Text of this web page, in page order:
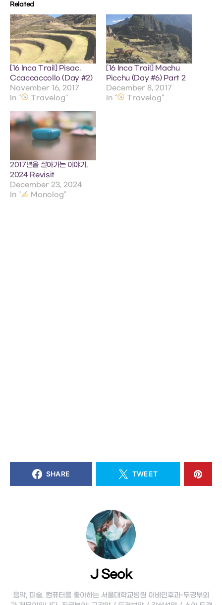
Related
[16 Inca Trail] Pisac,
Ccaccaccollo (Day #2)
November 16, 2017
In "
Travelog"
[16 Inca Trail] Machu
Picchu (Day #6) Part 2
December 8, 2017
In "
Travelog"
2017년을 살아가는 이야기,
2024 Revisit
December 23, 2024
In "
Monolog"
SHARE TWEET
J Seok
음악, 미술, 컴퓨터를 좋아하는 서울대학교병원 이비인후과-두경부외